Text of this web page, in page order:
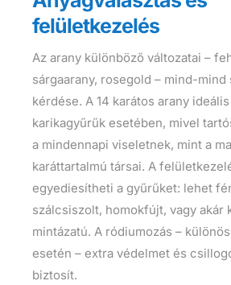
felületkezelés
Az arany különböző változatai –
sárgaarany, rosegold – mind-
kérdése. A 14 karátos arany
karikagyűrűk esetében, mivel
a mindennapi viseletnek, mint a
karáttartalmú társai. A
egyediesítheti a gyűrűket: lehet
szálcsiszolt, homokfújt, vagy akár
mintázatú. A ródiumozás –
esetén – extra védelmet és
biztosít.